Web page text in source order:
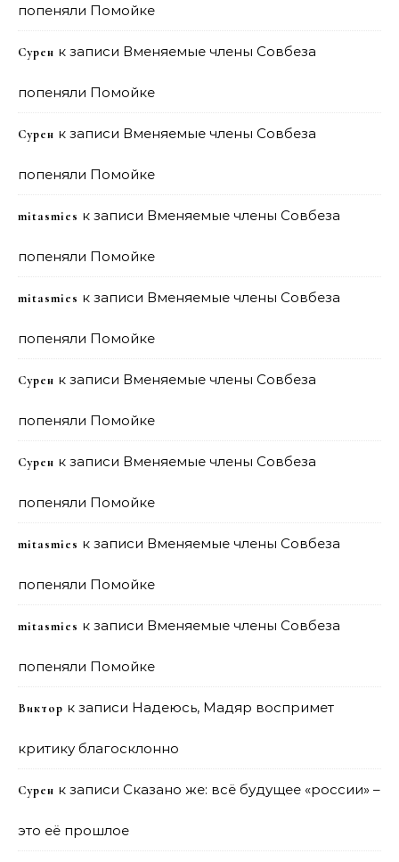
попеняли Помойке
Сурен к записи Вменяемые члены Совбеза
попеняли Помойке
Сурен к записи Вменяемые члены Совбеза
попеняли Помойке
mitasmies к записи Вменяемые члены Совбеза
попеняли Помойке
mitasmies к записи Вменяемые члены Совбеза
попеняли Помойке
Сурен к записи Вменяемые члены Совбеза
попеняли Помойке
Сурен к записи Вменяемые члены Совбеза
попеняли Помойке
mitasmies к записи Вменяемые члены Совбеза
попеняли Помойке
mitasmies к записи Вменяемые члены Совбеза
попеняли Помойке
Виктор к записи Надеюсь, Мадяр воспримет
критику благосклонно
Сурен к записи Сказано же: всё будущее «россии» –
это её прошлое